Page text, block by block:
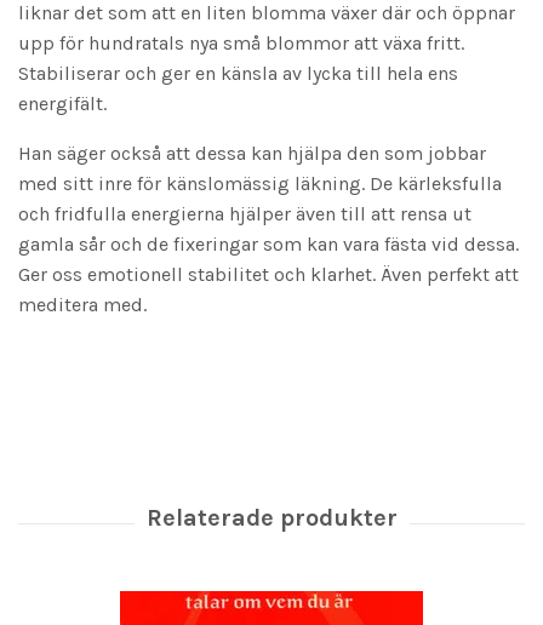
liknar det som att en liten blomma växer där och öppnar
upp för hundratals nya små blommor att växa fritt.
Stabiliserar och ger en känsla av lycka till hela ens
energifält.
Han säger också att dessa kan hjälpa den som jobbar
med sitt inre för känslomässig läkning. De kärleksfulla
och fridfulla energierna hjälper även till att rensa ut
gamla sår och de fixeringar som kan vara fästa vid dessa.
Ger oss emotionell stabilitet och klarhet. Även perfekt att
meditera med.